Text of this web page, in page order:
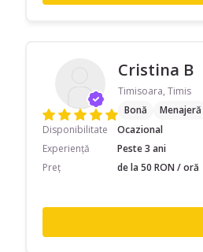
Cristina B
Timisoara, Timis
Bonă
Menajeră
Disponibilitate
Ocazional
Experiență
Peste 3 ani
Preț
de la 50 RON / oră